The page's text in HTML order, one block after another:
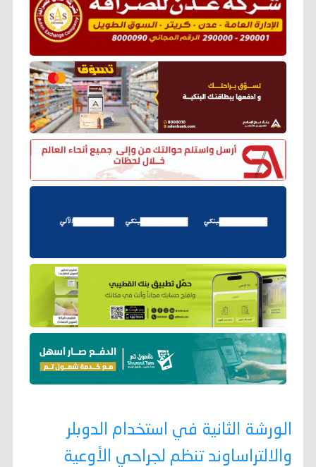
الورشة الثانية في استخدام الدوبلر
والالتراساوند تنظم لجراحي الأوعية